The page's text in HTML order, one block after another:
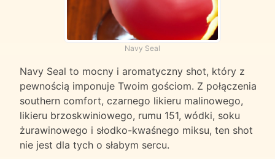
Navy Seal
Navy Seal to mocny i aromatyczny shot, który z
pewnością imponuje Twoim gościom. Z połączenia
southern comfort, czarnego likieru malinowego,
likieru brzoskwiniowego, rumu 151, wódki, soku
żurawinowego i słodko-kwaśnego miksu, ten shot
nie jest dla tych o słabym sercu.